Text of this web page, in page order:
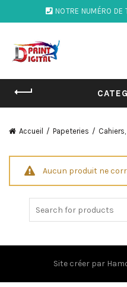
NOTRE NUMÉRO DE
Accueil Papeteries
Aucun produit ne
Site créer par